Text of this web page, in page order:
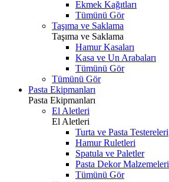
Ekmek Kağıtları
Tümünü Gör
Taşıma ve Saklama
Taşıma ve Saklama
Hamur Kasaları
Kasa ve Un Arabaları
Tümünü Gör
Tümünü Gör
Pasta Ekipmanları
Pasta Ekipmanları
El Aletleri
El Aletleri
Turta ve Pasta Testereleri
Hamur Ruletleri
Spatula ve Paletler
Pasta Dekor Malzemeleri
Tümünü Gör